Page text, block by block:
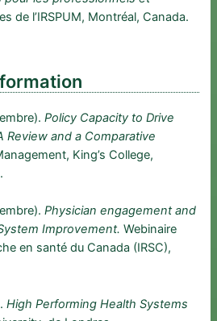
de l’IRSPUM, Montréal, Canada.
Policy Capacity to Drive
Review and a Comparative
King’s College,
Physician engagement and
Improvement. Webinaire
en santé du Canada (IRSC),
High Performing Health Systems